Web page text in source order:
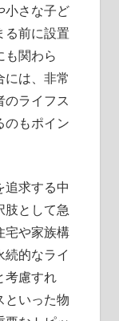
小さな子ど
る前に設置
も関わら
には、非常
のライフス
のもポイン
追求する中
肢として急
宅や家族構
的なライ
考慮すれ
といった物